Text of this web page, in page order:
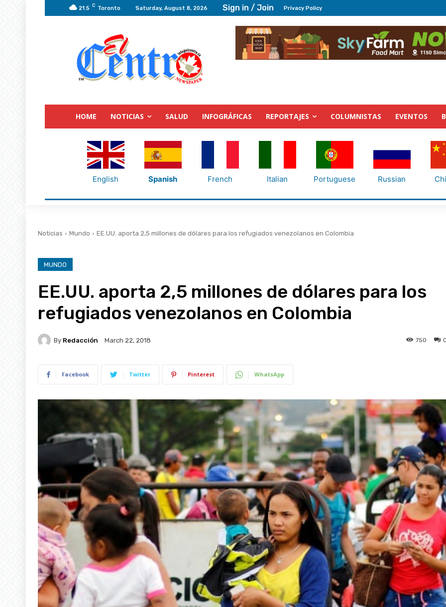
21.5 C Toronto Saturday, August 8, 2026 Sign in / Join Privacy Policy
HOME NOTICIAS SALUD INFOGRÁFICAS REPORTAJES COLUMNISTAS EVENTOS
English Spanish French Italian Portuguese Russian
Noticias Mundo EE.UU. aporta 2,5 millones de dólares para los refugiados venezolanos en Colombia
MUNDO
EE.UU. aporta 2,5 millones de dólares para los
refugiados venezolanos en Colombia
By Redacción March 22, 2018 750
Facebook Twitter Pinterest WhatsApp